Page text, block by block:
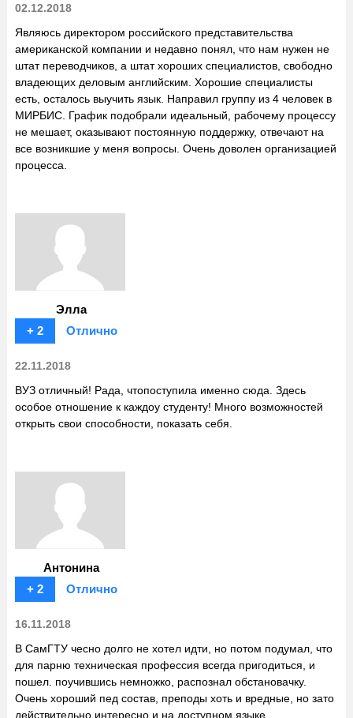
02.12.2018
Являюсь директором российского представительства
американской компании и недавно понял, что нам нужен не
штат переводчиков, а штат хороших специалистов, свободно
владеющих деловым английским. Хорошие специалисты
есть, осталось выучить язык. Направил группу из 4 человек в
МИРБИС. График подобрали идеальный, рабочему процессу
не мешает, оказывают постоянную поддержку, отвечают на
все возникшие у меня вопросы. Очень доволен организацией
процесса.
Элла
+ 2
Отлично
22.11.2018
ВУЗ отличный! Рада, чтопоступила именно сюда. Здесь
особое отношение к каждоу студенту! Много возможностей
открыть свои способности, показать себя.
Антонина
+ 2
Отлично
16.11.2018
В СамГТУ чесно долго не хотел идти, но потом подумал, что
для парню техническая профессия всегда пригодиться, и
пошел. поучившись немножко, распознал обстановачку.
Очень хороший пед состав, преподы хоть и вредные, но зато
действительно интересно и на доступном языке